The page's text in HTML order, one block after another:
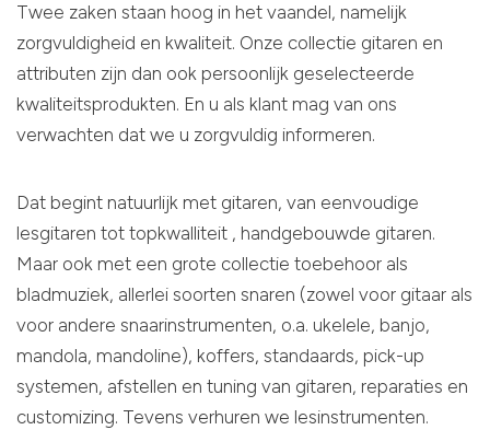
Twee zaken staan hoog in het vaandel, namelijk
zorgvuldigheid en kwaliteit. Onze collectie gitaren en
attributen zijn dan ook persoonlijk geselecteerde
kwaliteitsprodukten. En u als klant mag van ons
verwachten dat we u zorgvuldig informeren.
Dat begint natuurlijk met gitaren, van eenvoudige
lesgitaren tot topkwalliteit , handgebouwde gitaren.
Maar ook met een grote collectie toebehoor als
bladmuziek, allerlei soorten snaren (zowel voor gitaar als
voor andere snaarinstrumenten, o.a. ukelele, banjo,
mandola, mandoline), koffers, standaards, pick-up
systemen, afstellen en tuning van gitaren, reparaties en
customizing. Tevens verhuren we lesinstrumenten.